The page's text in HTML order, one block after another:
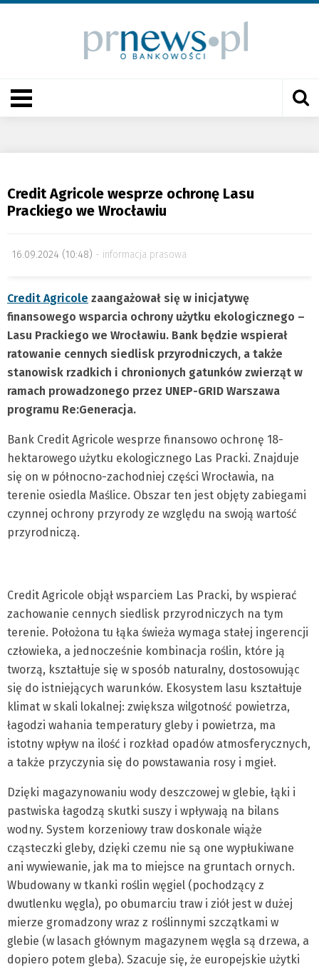
Credit Agricole wesprze ochronę Lasu
Prackiego we Wrocławiu
16.09.2024 (10:48) informacja prasowa
Credit Agricole zaangażował się w inicjatywę
finansowego wsparcia ochrony użytku ekologicznego –
Lasu Prackiego we Wrocławiu. Bank będzie wspierał
ratowanie cennych siedlisk przyrodniczych, a także
stanowisk rzadkich i chronionych gatunków zwierząt w
ramach prowadzonego przez UNEP-GRID Warszawa
programu Re:Generacja.
Bank Credit Agricole wesprze finansowo ochronę 18-
hektarowego użytku ekologicznego Las Pracki. Znajduje
się on w północno-zachodniej części Wrocławia, na
terenie osiedla Maślice. Obszar ten jest objęty zabiegami
czynnej ochrony przyrody ze względu na swoją wartość
przyrodniczą.
Credit Agricole objął wsparciem Las Pracki, by wspierać
zachowanie cennych siedlisk przyrodniczych na tym
terenie. Położona tu łąka świeża wymaga stałej ingerencji
człowieka, a jednocześnie kombinacja roślin, które ją
tworzą, kształtuje się w sposób naturalny, dostosowując
się do istniejących warunków. Ekosystem lasu kształtuje
klimat w skali lokalnej: zwiększa wilgotność powietrza,
łagodzi wahania temperatury gleby i powietrza, ma
istotny wpływ na ilość i rozkład opadów atmosferycznych,
a także przyczynia się do powstawania rosy i mgieł.
Dzięki magazynowaniu wody deszczowej w glebie, łąki i
pastwiska łagodzą skutki suszy i wpływają na bilans
wodny. System korzeniowy traw doskonale wiąże
cząsteczki gleby, dzięki czemu nie są one wypłukiwane
ani wywiewanie, jak ma to miejsce na gruntach ornych.
Wbudowany w tkanki roślin węgiel (pochodzący z
dwutlenku węgla), po obumarciu traw i ziół jest w dużej
mierze gromadzony wraz z roślinnymi szczątkami w
glebie (w lasach głównym magazynem węgla są drzewa, a
dopiero potem gleba). Szacuje się, że europejskie użytki